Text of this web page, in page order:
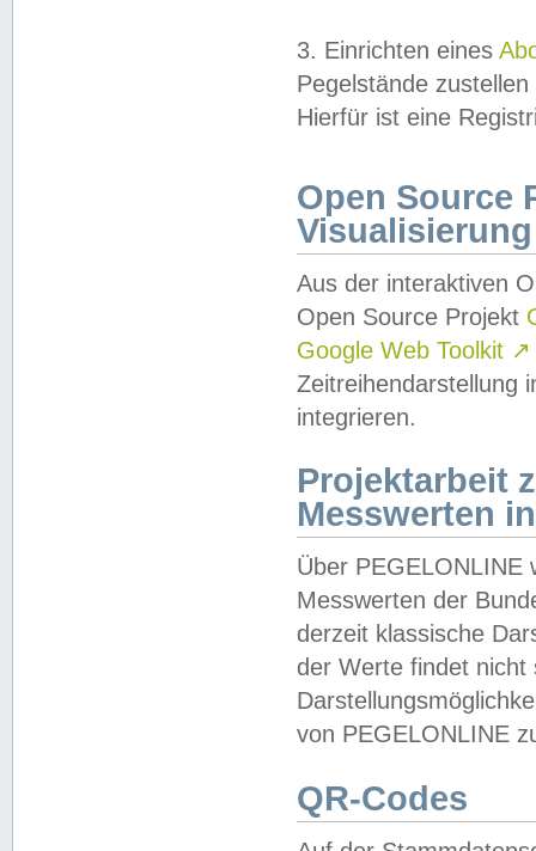
3. Einrichten eines
Pegelstände
Hierfür ist eine
Open Source
Visualisierung
Aus der interaktiven
Open Source Projekt
Google Web Toolkit ↗
Zeitreihendarstellung
integrieren.
Projektarbeit
Messwerten
Über PEGELONLINE
Messwerten der
derzeit klassische
der Werte findet
von PEGELONLINE
QR-Codes